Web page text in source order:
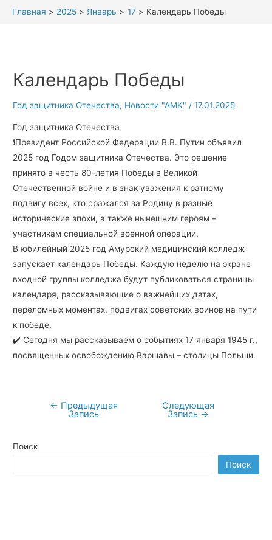
Главная 2025 Январь 17 Календарь Победы
Календарь Победы
Год защитника Отечества, Новости "АМК" /17.01.2025
Год защитника Отечества
❗Президент Российской Федерации В.В. Путин объявил
2025 год Годом защитника Отечества. Это решение
принято в честь 80-летия Победы в Великой
Отечественной войне и в знак уважения к ратному
подвигу всех, кто сражался за Родину в разные
исторические эпохи, а также нынешним героям –
участникам специальной военной операции.
В юбилейный 2025 год Амурский медицинский колледж
запускает календарь Победы. Каждую неделю на экране
входной группы колледжа будут публиковаться страницы
календаря, рассказывающие о важнейших датах,
переломных моментах, подвигах советских воинов на пути
к победе.
✔️ Сегодня мы рассказываем о событиях 17 января 1945 г.,
посвященных освобождению Варшавы – столицы Польши.
Навигация
← Предыдущая
Запись
Следующая
Запись →
Поиск
Поиск